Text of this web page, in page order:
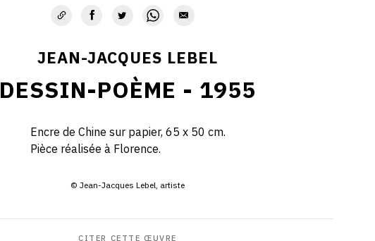
JEAN-JACQUES LEBEL
DESSIN-POÈME - 1955
Encre de Chine sur papier, 65 x 50 cm.
Pièce réalisée à Florence.
© Jean-Jacques Lebel, artiste
CITER CETTE ŒUVRE